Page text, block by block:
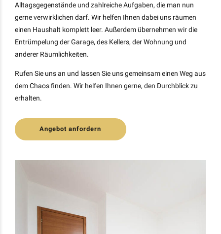
Alltagsgegenstände und zahlreiche Aufgaben, die man nun
gerne verwirklichen darf. Wir helfen Ihnen dabei uns räumen
einen Haushalt komplett leer. Außerdem übernehmen wir die
Entrümpelung der Garage, des Kellers, der Wohnung und
anderer Räumlichkeiten.
Rufen Sie uns an und lassen Sie uns gemeinsam einen Weg aus
dem Chaos finden. Wir helfen Ihnen gerne, den Durchblick zu
erhalten.
Angebot anfordern